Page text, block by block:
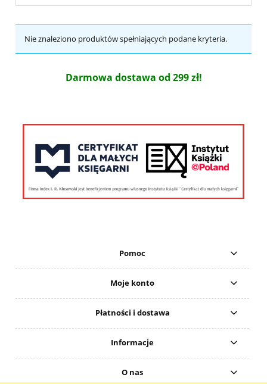
Nie znaleziono produktów spełniających podane kryteria.
Darmowa dostawa od 299 zł!
Pomoc
Moje konto
Płatności i dostawa
Informacje
O nas